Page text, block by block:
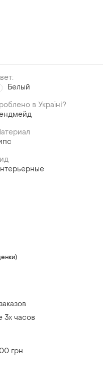
Белый
в Україні?
3х часов
грн